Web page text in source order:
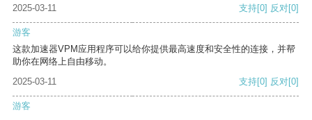
2025-03-11
支持[0] 反对[0]
游客
这款加速器VPM应用程序可以给你提供最高速度和安全性的连接，并帮
助你在网络上自由移动。
2025-03-11
支持[0] 反对[0]
游客